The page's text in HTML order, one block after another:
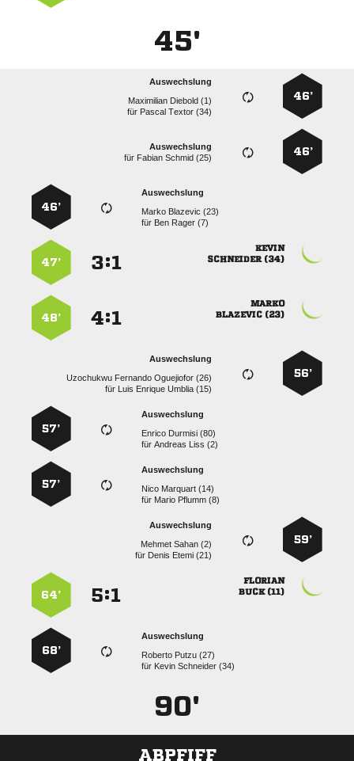
45'
46’
Auswechslung
  
für   
46’
Auswechslung
für   
Auswechslung
  
für   
46’

 
:
47’

 
:
48’
56’
Auswechslung
   
für    
Auswechslung
  
für  
57’
Auswechslung
  
für   
57’
59’
Auswechslung
  
für   

 
:
64’
Auswechslung
  
für   
68’
90'
ABPFIFF